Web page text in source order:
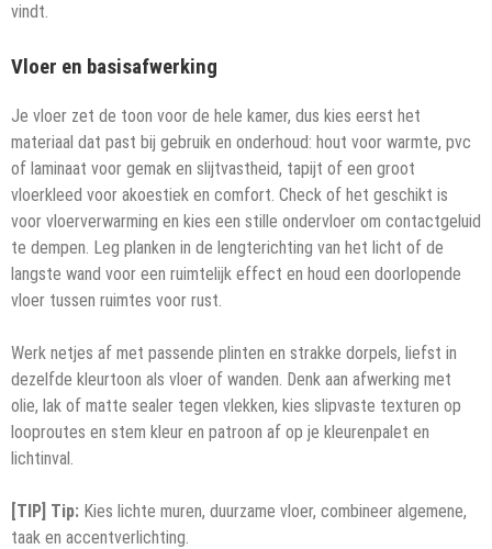
vindt.
Vloer en basisafwerking
Je vloer zet de toon voor de hele kamer, dus kies eerst het
materiaal dat past bij gebruik en onderhoud: hout voor warmte, pvc
of laminaat voor gemak en slijtvastheid, tapijt of een groot
vloerkleed voor akoestiek en comfort. Check of het geschikt is
voor vloerverwarming en kies een stille ondervloer om contactgeluid
te dempen. Leg planken in de lengterichting van het licht of de
langste wand voor een ruimtelijk effect en houd een doorlopende
vloer tussen ruimtes voor rust.
Werk netjes af met passende plinten en strakke dorpels, liefst in
dezelfde kleurtoon als vloer of wanden. Denk aan afwerking met
olie, lak of matte sealer tegen vlekken, kies slipvaste texturen op
looproutes en stem kleur en patroon af op je kleurenpalet en
lichtinval.
[TIP] Tip: Kies lichte muren, duurzame vloer, combineer algemene,
taak en accentverlichting.